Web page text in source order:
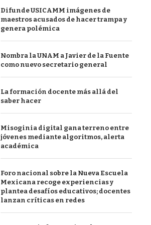
Difunde USICAMM imágenes de
maestros acusados de hacer trampa y
genera polémica
Nombra la UNAM a Javier de la Fuente
como nuevo secretario general
La formación docente más allá del
saber hacer
Misoginia digital gana terreno entre
jóvenes mediante algoritmos, alerta
académica
Foro nacional sobre la Nueva Escuela
Mexicana recoge experiencias y
plantea desafíos educativos; docentes
lanzan críticas en redes